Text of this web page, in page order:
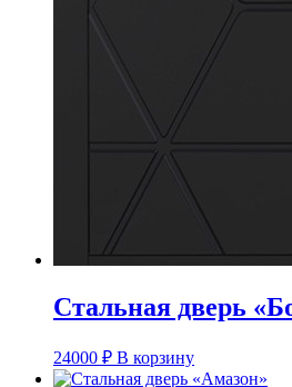
Стальная дверь
24000 ₽ В корзину